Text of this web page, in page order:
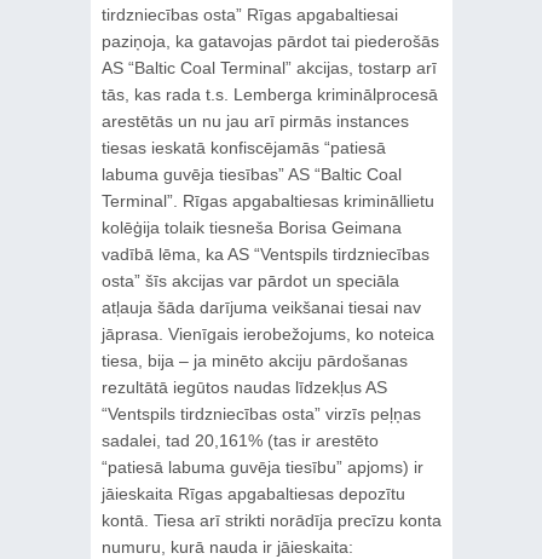
tirdzniecības osta” Rīgas apgabaltiesai
paziņoja, ka gatavojas pārdot tai piederošās
AS “Baltic Coal Terminal” akcijas, tostarp arī
tās, kas rada t.s. Lemberga kriminālprocesā
arestētās un nu jau arī pirmās instances
tiesas ieskatā konfiscējamās “patiesā
labuma guvēja tiesības” AS “Baltic Coal
Terminal”. Rīgas apgabaltiesas krimināllietu
kolēģija tolaik tiesneša Borisa Geimana
vadībā lēma, ka AS “Ventspils tirdzniecības
osta” šīs akcijas var pārdot un speciāla
atļauja šāda darījuma veikšanai tiesai nav
jāprasa. Vienīgais ierobežojums, ko noteica
tiesa, bija – ja minēto akciju pārdošanas
rezultātā iegūtos naudas līdzekļus AS
“Ventspils tirdzniecības osta” virzīs peļņas
sadalei, tad 20,161% (tas ir arestēto
“patiesā labuma guvēja tiesību” apjoms) ir
jāieskaita Rīgas apgabaltiesas depozītu
kontā. Tiesa arī strikti norādīja precīzu konta
numuru, kurā nauda ir jāieskaita: